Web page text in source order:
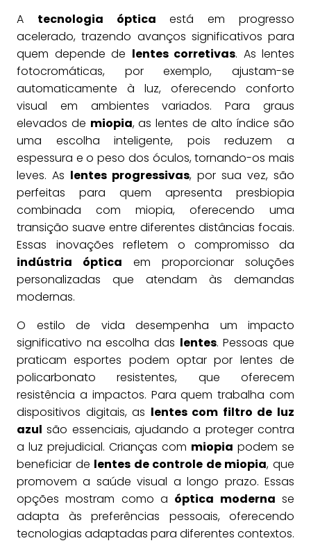
A tecnologia óptica está em progresso
acelerado, trazendo avanços significativos para
quem depende de lentes corretivas. As lentes
fotocromáticas, por exemplo, ajustam-se
automaticamente à luz, oferecendo conforto
visual em ambientes variados. Para graus
elevados de miopia, as lentes de alto índice são
uma escolha inteligente, pois reduzem a
espessura e o peso dos óculos, tornando-os mais
leves. As lentes progressivas, por sua vez, são
perfeitas para quem apresenta presbiopia
combinada com miopia, oferecendo uma
transição suave entre diferentes distâncias focais.
Essas inovações refletem o compromisso da
indústria óptica em proporcionar soluções
personalizadas que atendam às demandas
modernas.
O estilo de vida desempenha um impacto
significativo na escolha das lentes. Pessoas que
praticam esportes podem optar por lentes de
policarbonato resistentes, que oferecem
resistência a impactos. Para quem trabalha com
dispositivos digitais, as lentes com filtro de luz
azul são essenciais, ajudando a proteger contra
a luz prejudicial. Crianças com miopia podem se
beneficiar de lentes de controle de miopia, que
promovem a saúde visual a longo prazo. Essas
opções mostram como a óptica moderna se
adapta às preferências pessoais, oferecendo
tecnologias adaptadas para diferentes contextos.